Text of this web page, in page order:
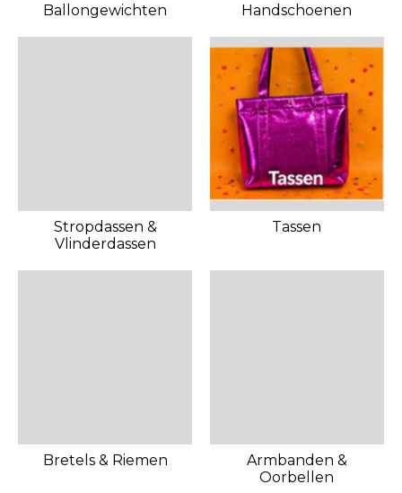
Ballongewichten Handschoenen
Stropdassen &
Vlinderdassen
Tassen
Bretels & Riemen
Armbanden &
Oorbellen